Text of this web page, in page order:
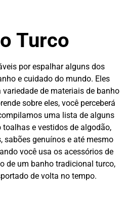
Turco
por espalhar alguns dos
e cuidado do mundo. Eles
de materiais de banho
sobre eles, você perceberá
uma lista de alguns
e vestidos de algodão,
sabões genuínos e até mesmo
você usa os acessórios de
de um banho tradicional turco,
de volta no tempo.